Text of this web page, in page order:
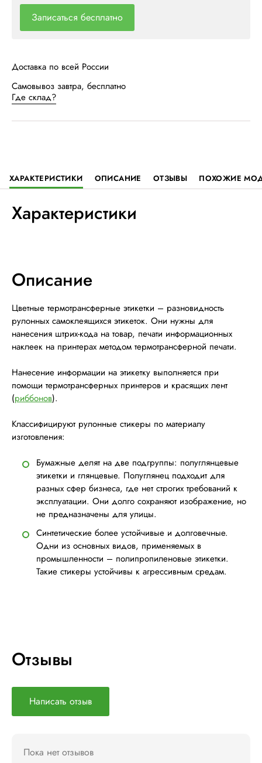
Записаться бесплатно
Доставка по всей России
Самовывоз завтра, бесплатно
Где склад?
ХАРАКТЕРИСТИКИ ОПИСАНИЕ ОТЗЫВЫ ПОХОЖИЕ
Характеристики
Описание
Цветные термотрансферные этикетки – разновидность
рулонных самоклеящихся этикеток. Они нужны для
нанесения штрих-кода на товар, печати информационных
наклеек на принтерах методом термотрансферной печати.
Нанесение информации на этикетку выполняется при
помощи термотрансферных принтеров и красящих лент
(риббонов).
Классифицируют рулонные стикеры по материалу
изготовления:
Бумажные делят на две подгруппы: полуглянцевые
этикетки и глянцевые. Полуглянец подходит для
разных сфер бизнеса, где нет строгих требований к
эксплуатации. Они долго сохраняют изображение, но
не предназначены для улицы.
Синтетические более устойчивые и долговечные.
Одни из основных видов, применяемых в
промышленности – полипропиленовые этикетки.
Такие стикеры устойчивы к агрессивным средам.
Отзывы
Написать отзыв
Пока нет отзывов